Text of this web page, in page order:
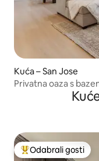
Kuća – San Jose
Privatna oaza s
Među najviše
Odabrali gosti